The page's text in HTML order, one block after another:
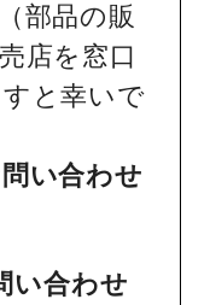
（部品の販
店を窓口
と幸いで
い合わせ
い合わせ